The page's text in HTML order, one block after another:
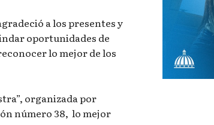
a los presentes y
oportunidades de
lo mejor de los
organizada por
número 38, lo mejor